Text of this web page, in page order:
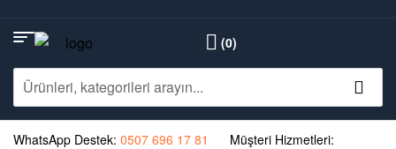
(0)
WhatsApp Destek: 0507 696 17 81
Müşteri Hizmetleri: